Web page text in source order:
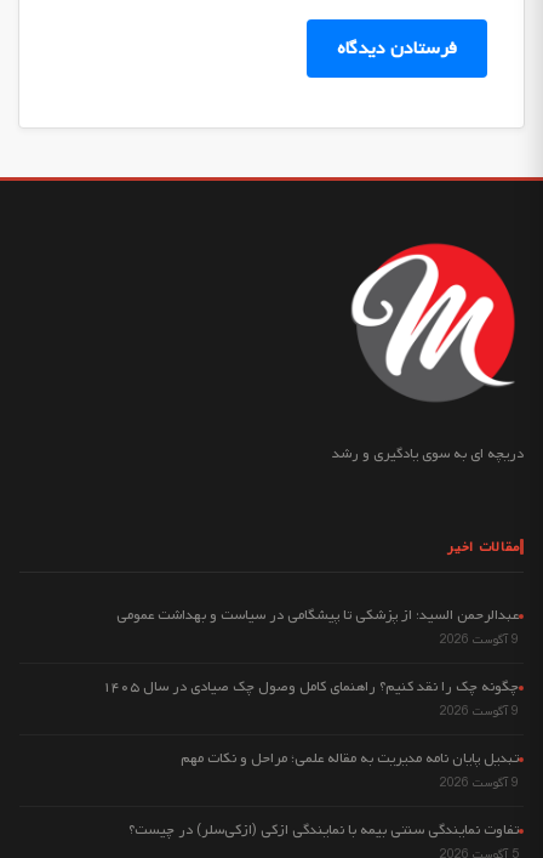
دریچه ای به سوی یادگیری و رشد
مقالات اخیر
عبدالرحمن السید: از پزشکی تا پیشگامی در سیاست و بهداشت عمومی
9 آگوست 2026
چگونه چک را نقد کنیم؟ راهنمای کامل وصول چک صیادی در سال ۱۴۰۵
9 آگوست 2026
تبدیل پایان نامه مدیریت به مقاله علمی؛ مراحل و نکات مهم
9 آگوست 2026
تفاوت نمایندگی سنتی بیمه با نمایندگی ازکی (ازکی‌سلر) در چیست؟